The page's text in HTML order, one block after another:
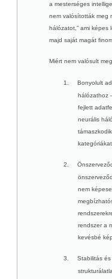
a mesterséges
nem valósították meg
hálózatot,” ami képes
majd saját magát
Miért nem valósult
1. Bonyolult
hálózathoz
fejlett
neurális
2.
nem
rendszer a
kevésbé
3. Stabilitás és